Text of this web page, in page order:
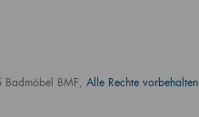
BMF, Alle Rechte vorbehalten